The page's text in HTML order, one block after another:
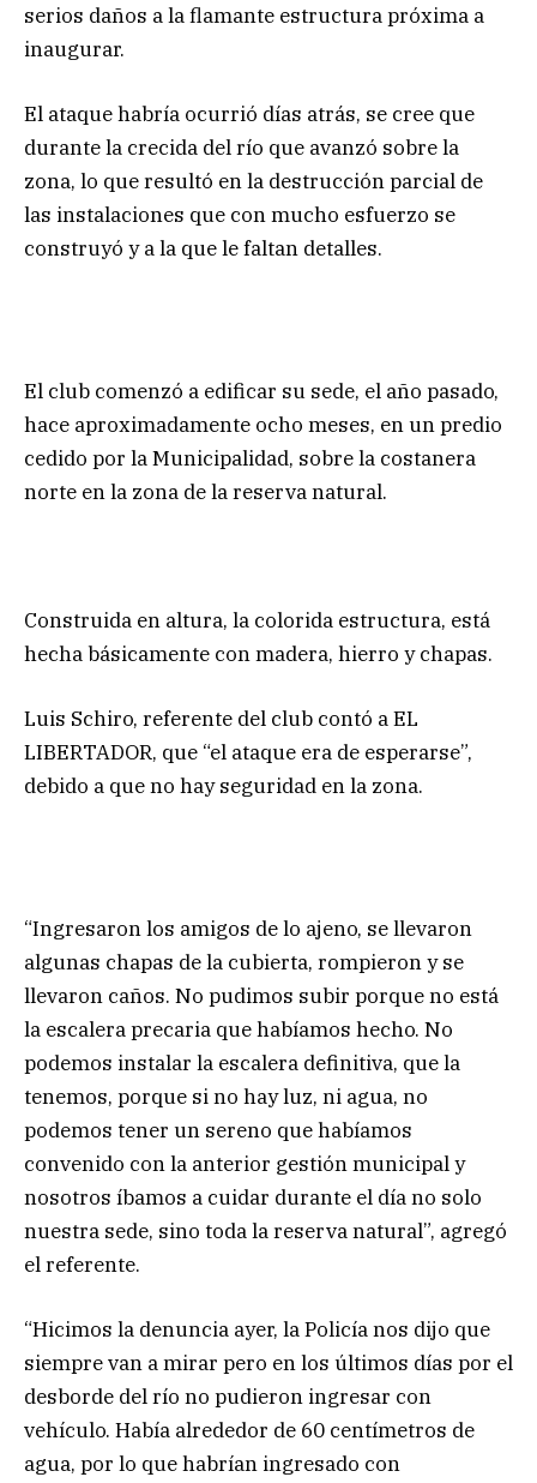
serios daños a la flamante estructura próxima a
inaugurar.
El ataque habría ocurrió días atrás, se cree que
durante la crecida del río que avanzó sobre la
zona, lo que resultó en la destrucción parcial de
las instalaciones que con mucho esfuerzo se
construyó y a la que le faltan detalles.
El club comenzó a edificar su sede, el año pasado,
hace aproximadamente ocho meses, en un predio
cedido por la Municipalidad, sobre la costanera
norte en la zona de la reserva natural.
Construida en altura, la colorida estructura, está
hecha básicamente con madera, hierro y chapas.
Luis Schiro, referente del club contó a EL
LIBERTADOR, que “el ataque era de esperarse”,
debido a que no hay seguridad en la zona.
“Ingresaron los amigos de lo ajeno, se llevaron
algunas chapas de la cubierta, rompieron y se
llevaron caños. No pudimos subir porque no está
la escalera precaria que habíamos hecho. No
podemos instalar la escalera definitiva, que la
tenemos, porque si no hay luz, ni agua, no
podemos tener un sereno que habíamos
convenido con la anterior gestión municipal y
nosotros íbamos a cuidar durante el día no solo
nuestra sede, sino toda la reserva natural”, agregó
el referente.
“Hicimos la denuncia ayer, la Policía nos dijo que
siempre van a mirar pero en los últimos días por el
desborde del río no pudieron ingresar con
vehículo. Había alrededor de 60 centímetros de
agua, por lo que habrían ingresado con